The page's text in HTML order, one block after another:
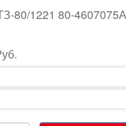
80/1221 80-